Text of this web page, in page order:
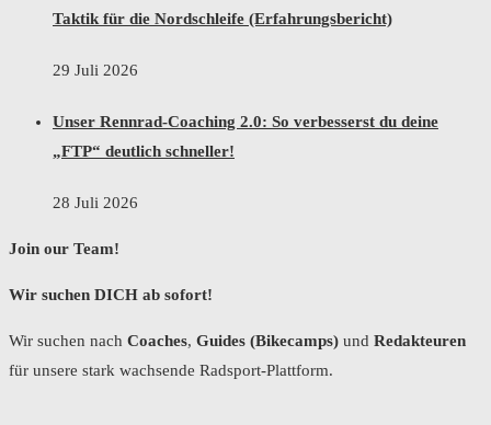
Taktik für die Nordschleife (Erfahrungsbericht)
29 Juli 2026
Unser Rennrad-Coaching 2.0: So verbesserst du deine
„FTP“ deutlich schneller!
28 Juli 2026
Join our Team!
Wir suchen DICH ab sofort!
Wir suchen nach Coaches, Guides (Bikecamps) und Redakteuren
für unsere stark wachsende Radsport-Plattform.